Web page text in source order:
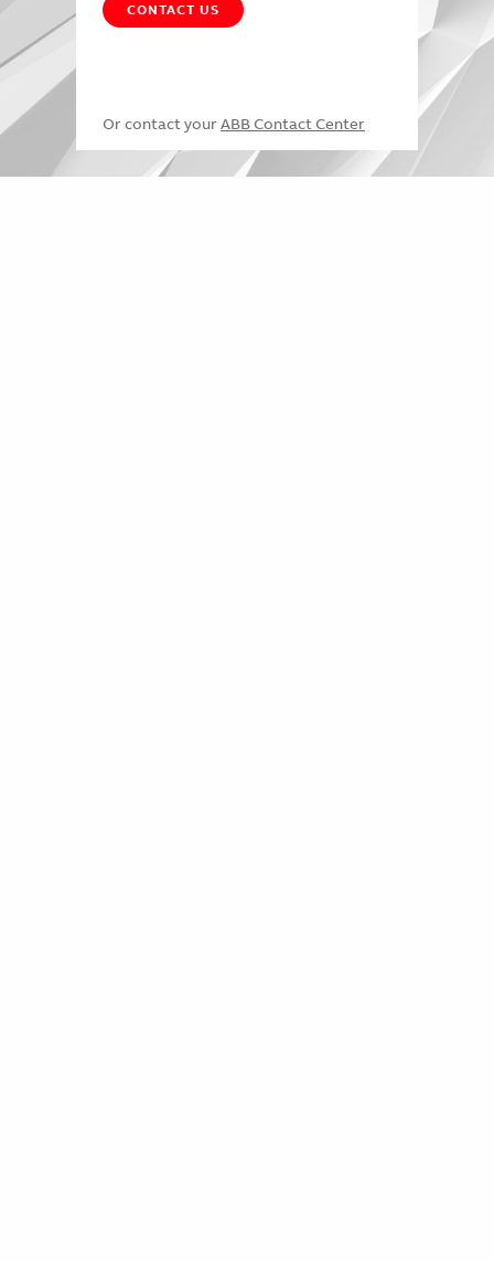
CONTACT US
Or contact your ABB Contact Center